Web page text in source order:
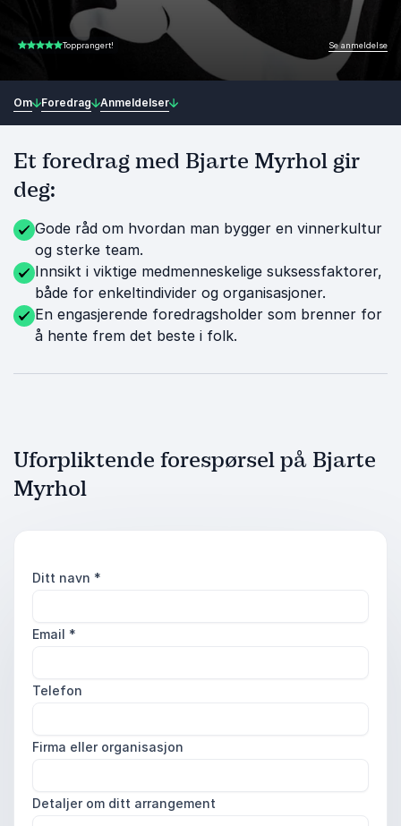
4.75 av 5 Topprangert! Se anmeldelse
Om Foredrag Anmeldelser
Et foredrag med Bjarte Myrhol gir
deg:
Gode råd om hvordan man bygger en vinnerkultur
og sterke team.
Innsikt i viktige medmenneskelige suksessfaktorer,
både for enkeltindivider og organisasjoner.
En engasjerende foredragsholder som brenner for
å hente frem det beste i folk.
Uforpliktende forespørsel på Bjarte
Myrhol
Ditt navn *
Email *
Telefon
Firma eller organisasjon
Detaljer om ditt arrangement